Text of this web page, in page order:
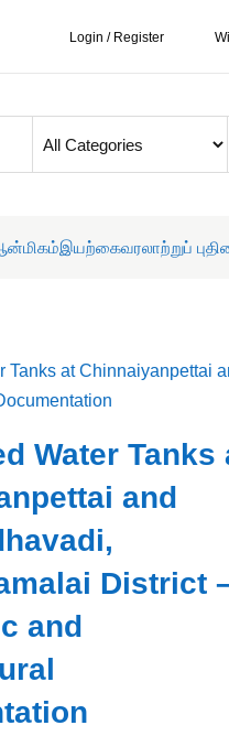
Login / Register
இயற்கைவரலாற்றுப்
Tanks at Chinnaiyanpettai
Water Tanks
and
District
and